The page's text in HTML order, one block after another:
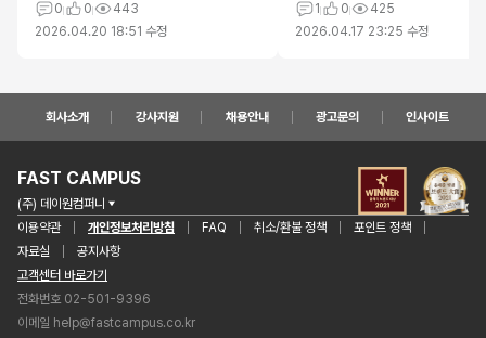
는 것인지 모르겠습니다.
0 0
443
2026.04.20 18:51 수정
1 0
425
2026.04.17 23:25 수정
회사소개 강사지원 채용안내 광고문의 인사이트
FAST CAMPUS
(주) 데이원컴퍼니
이용약관
개인정보처리방침 FAQ 취소/환불 정책
포인트 정책
자료실
공지사항
고객센터 바로가기
전화번호 02-501-9396
이메일 help@fastcampus.co.kr